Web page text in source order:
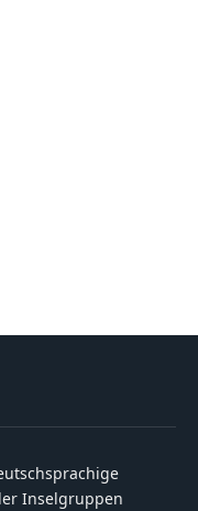
Inselgruppen